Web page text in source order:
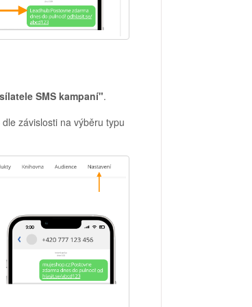
SMS kampaní".
závislosti na výběru typu